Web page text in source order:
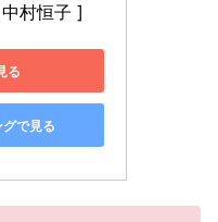
村恒子 ]
る
で見る